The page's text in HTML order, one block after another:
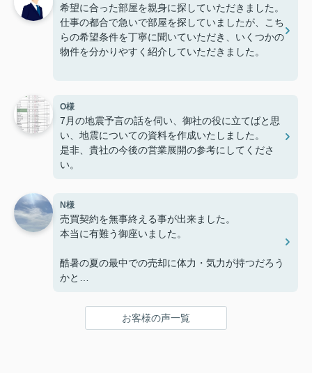
希望に合った部屋を親身に探していただきました。
仕事の都合で急いで部屋を探していましたが、こち
らの希望条件を丁寧に聞いていただき、いくつかの
物件を分かりやすく紹介していただきました。
めることができました。
契約手続きも分かりやすく丁寧に説明していただけ
たため、不安なく物件を決めることができました。
今後とも、宜しくお願いします。
O様
7月の地震予言の話を伺い、御社の役に立てばと思
い、地震についての資料を作成いたしました。
是非、貴社の今後の営業展開の参考にしてくださ
い。
N様
売買契約を無事終える事が出来ました。
本当に有難う御座いました。
酷暑の夏の最中での売却に体力・気力が持つだろう
かと
契約の相手方である買主様に物件を紹介頂き、契約
を迎える事が出来ました。
お客様の声一覧